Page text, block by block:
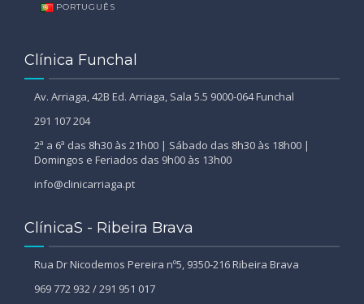
PORTUGUÊS
Clínica Funchal
Av. Arriaga, 42B Ed. Arriaga, Sala 5.5 9000-064 Funchal
291 107 204
2ª a 6ª das 8h30 às 21h00 | Sábado das 8h30 às 18h00 |
Domingos e Feriados das 9h00 às 13h00
info@clinicarriaga.pt
ClínicaS - Ribeira Brava
Rua Dr Nicodemos Pereira nº5, 9350-216 Ribeira Brava
969 772 932 / 291 951 017